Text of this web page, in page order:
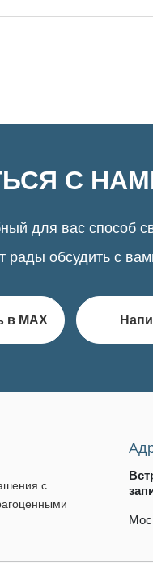
С
для вас способ
рады обсудить с
в MAX
с